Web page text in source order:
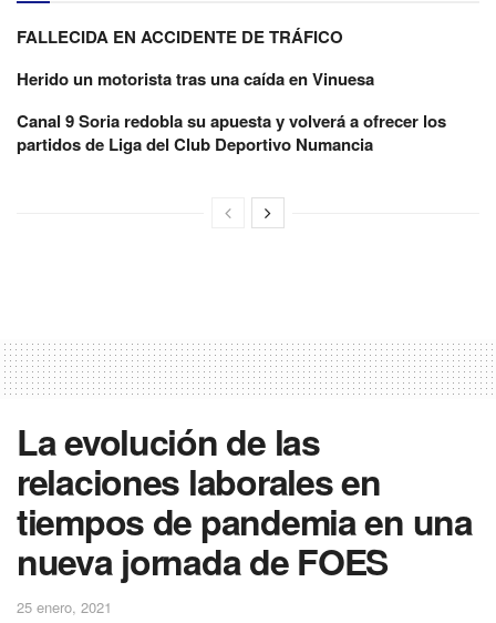
FALLECIDA EN ACCIDENTE DE TRÁFICO
Herido un motorista tras una caída en Vinuesa
Canal 9 Soria redobla su apuesta y volverá a ofrecer los
partidos de Liga del Club Deportivo Numancia
La evolución de las
relaciones laborales en
tiempos de pandemia en una
nueva jornada de FOES
25 enero, 2021